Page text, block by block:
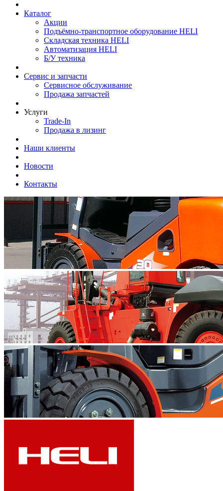
Каталог
Акции
Подъёмно-транспортное оборудование HELI
Складская техника HELI
Автоматизация HELI
Б/У техника
Сервис и запчасти
Сервисное обслуживание
Продажа запчастей
Услуги
Trade-In
Продажа в лизинг
Наши клиенты
Новости
Контакты